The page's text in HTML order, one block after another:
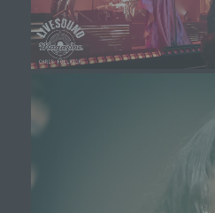
Ihrem Browser verhindern.
Zahlreiche Internetseiten
Cookies. Viele Cookies
Zeichenfolge, durch welche
Server dem konkreten
werden können, in dem
wurde. Dies ermöglicht es
Internetseiten und Servern,
Browser der betroffenen